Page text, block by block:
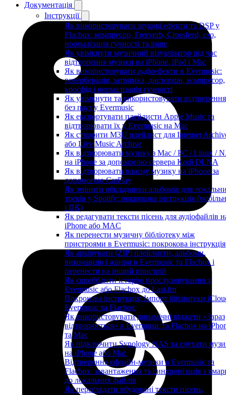
Документація
Інструкції
Як використовувати звукові ефекти та DSP у
Flacbox: компресор, Freeverb, Crossfeed, ехо,
нормалізація гучності та інше
Як увімкнути музичний візуалізатор під час
відтворення музики на iPhone, iPad і Mac
Як використовувати аудіоефекти в Evermusic:
реверберація, затримка, дисторшн, компресор,
кросфід і нормалізація гучності
Як увімкнути та використовувати відтворення
без пауз у Evermusic
Як експортувати плейлисти Apple Music та
відтворювати їх у Evermusic на Mac
Як створити M3U плейлист для Internet
або Live Music Archive
Як відтворювати музику з Mac / PC / Linux /
на iPhone за допомогою сервера Kodi DLNA
Як відтворювати власну музику на iPhone за
допомогою CarPlay
Як змінити обкладинки альбомів для
треків у Spotify: покрокова інструкція
і ПК)
Як редагувати тексти пісень для аудіофайлів
iPhone або MAC
Як перенести музичну бібліотеку між
пристроями в Evermusic: покрокова інструкція
Як архівувати (ZIP) плейлисти, альбоми,
виконавців і жанри в Evermusic та Flacbox і
перенести на інший пристрій
Як скробблити історію прослуховування з
Evermusic або Flacbox до Last.fm
Покрокова інструкція: Імпорт бібліотеки
Evermusic та Flacbox
Як використовувати динамічні віджети «Зараз
відтворюється» в Evermusic та Flacbox на
та Mac
Як підключити Synology NAS та слухати
на iPhone або Mac
Відтворення офлайн-музики в Evermusic та
Flacbox: завантаження та синхронізація з
до локальних файлів
Як переглядати вбудовані тексти пісень,